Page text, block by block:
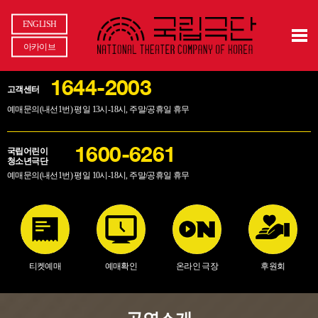
ENGLISH
아카이브
고객센터 1644-2003
예매문의(내선1번) 평일 13시-18시, 주말/공휴일 휴무
국립어린이
청소년극단
1600-6261
예매문의(내선1번) 평일 10시-18시, 주말/공휴일 휴무
티켓예매 예매확인 온라인 극장 후원회